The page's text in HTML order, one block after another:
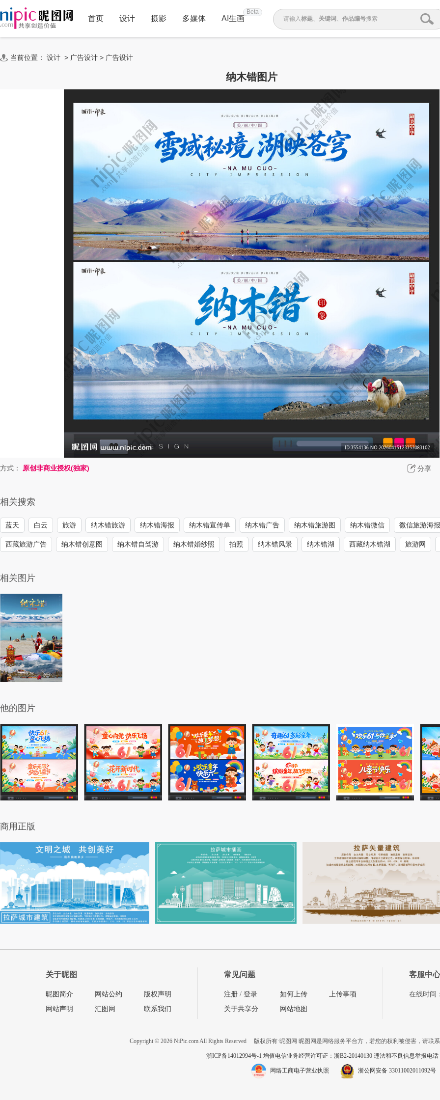
首页 设计 摄影 多媒体 AI生画
Beta
请输入标题、 关键词 、 作品编号搜索
当前位置： 设计 > 广告设计 > 广告设计
纳木错图片
分享
方式： 原创非商业授权(独家)
相关搜索
蓝天 白云 旅游 纳木错旅游 纳木错海报 纳木错宣传单 纳木错广告 纳木错旅游图 纳木错微信 微信旅游海报
西藏旅游广告 纳木错创意图 纳木错自驾游 纳木错婚纱照 拍照 纳木错风景 纳木错湖 西藏纳木错湖 旅游网
相关图片
他的图片
商用正版
关于昵图
昵图简介
网站声明
网站公约
汇图网
版权声明
联系我们
常见问题
注册 / 登录
关于共享分
如何上传
网站地图
上传事项
客服中心
在线时间
Copyright © 2026 NiPic.com All Rights Reserved 版权所有·昵图网 昵图网是网络服务平台方，若您的权利被侵害，请联
浙ICP备14012994号-1 增值电信业务经营许可证：浙B2-20140130 违法和不良信息举报电话
网络工商电子营业执照 浙公网安备 33011002011092号